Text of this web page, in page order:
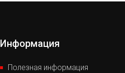
Информация
Полезная информация